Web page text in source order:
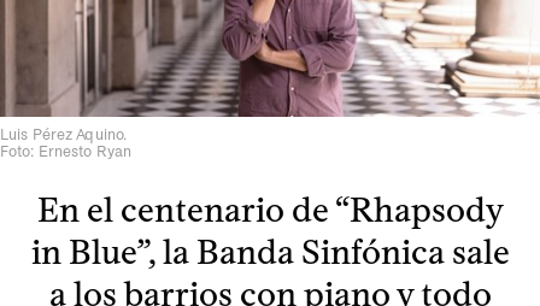
Luis Pérez Aquino.
Foto: Ernesto Ryan
En el centenario de “Rhapsody
in Blue”, la Banda Sinfónica sale
a los barrios con piano y todo